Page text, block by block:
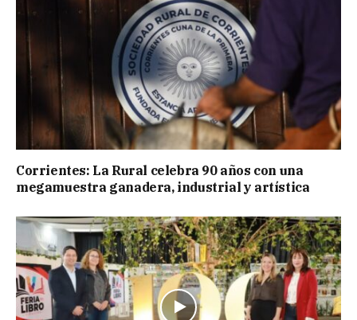
Corrientes: La Rural celebra 90 años con una
megamuestra ganadera, industrial y artística